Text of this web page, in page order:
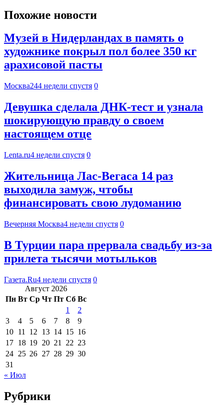
Похожие новости
Музей в Нидерландах в память о
художнике покрыл пол более 350 кг
арахисовой пасты
Москва244 недели спустя 0
Девушка сделала ДНК-тест и узнала
шокирующую правду о своем
настоящем отце
Lenta.ru4 недели спустя 0
Жительница Лас-Вегаса 14 раз
выходила замуж, чтобы
финансировать свою лудоманию
Вечерняя Москва4 недели спустя 0
В Турции пара прервала свадьбу из-за
прилета тысячи мотыльков
Газета.Ru4 недели спустя 0
Август 2026
Пн Вт Ср Чт Пт Сб Вс
1
2
3
4 5 6 7 8
9
10 11 12 13 14 15 16
17 18 19 20 21 22 23
24 25 26 27 28 29 30
31
« Июл
Рубрики